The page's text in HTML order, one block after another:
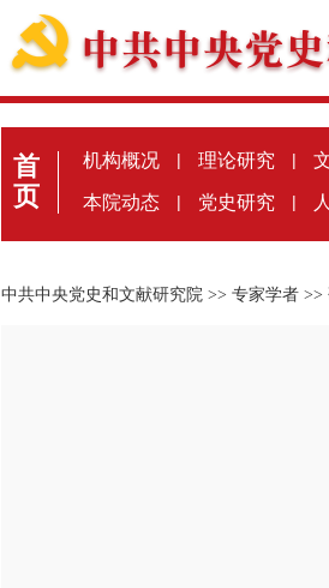
首
页
机构概况 | 理论研究 |
本院动态 | 党史研究 |
中共中央党史和文献研究院 >> 专家学者 >>